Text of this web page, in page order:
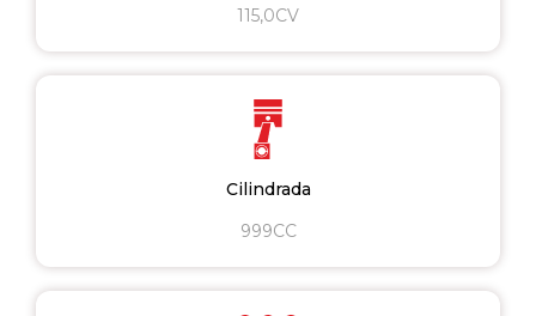
115,0CV
Cilindrada
999CC